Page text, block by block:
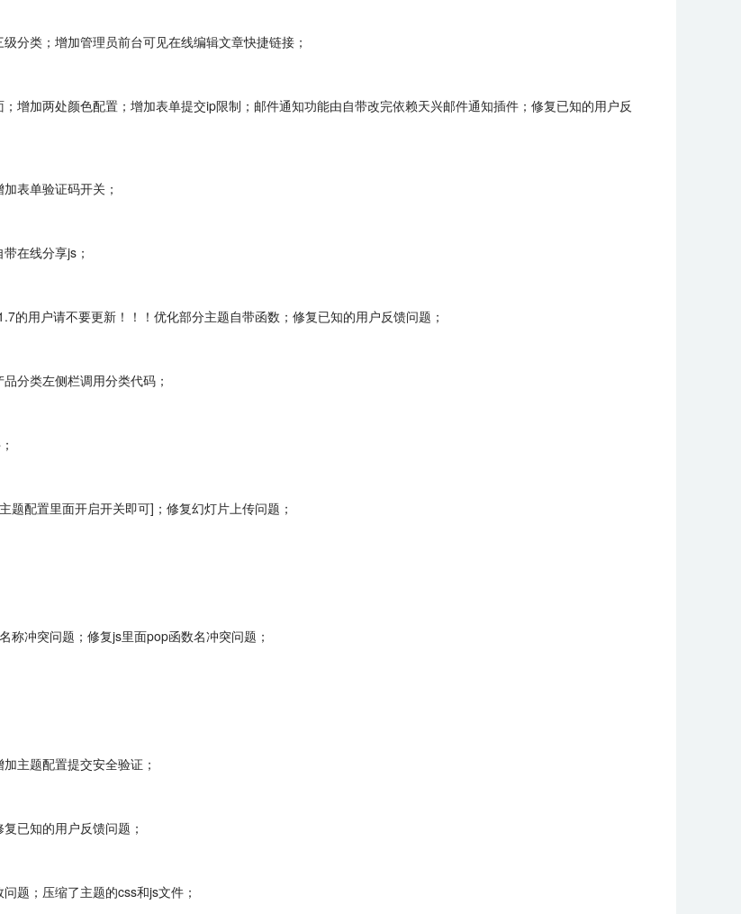
分类；增加管理员前台可见在线编辑文章快捷链接；
增加两处颜色配置；增加表单提交ip限制；邮件通知功能由自带改完依赖天兴邮件通知插件；修复已知的用户反
表单验证码开关；
在线分享js；
用户请不要更新！！！优化部分主题自带函数；修复已知的用户反馈问题；
分类左侧栏调用分类代码；
配置里面开启开关即可]；修复幻灯片上传问题；
冲突问题；修复js里面pop函数名冲突问题；
主题配置提交安全验证；
已知的用户反馈问题；
题；压缩了主题的css和js文件；